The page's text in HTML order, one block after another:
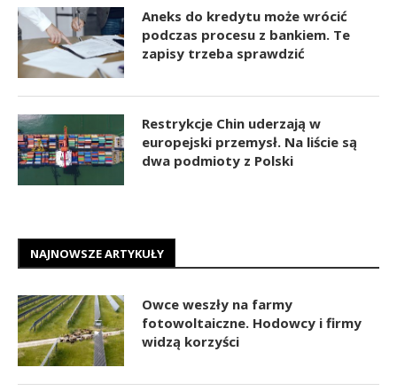
Aneks do kredytu może wrócić
podczas procesu z bankiem. Te
zapisy trzeba sprawdzić
Restrykcje Chin uderzają w
europejski przemysł. Na liście są
dwa podmioty z Polski
NAJNOWSZE ARTYKUŁY
Owce weszły na farmy
fotowoltaiczne. Hodowcy i firmy
widzą korzyści